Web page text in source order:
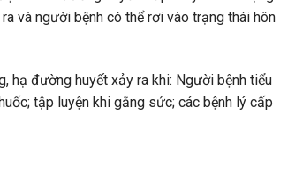
và người bệnh có thể rơi vào trạng thái hôn
hạ đường huyết xảy ra khi: Người bệnh tiểu
tập luyện khi gắng sức; các bệnh lý cấp